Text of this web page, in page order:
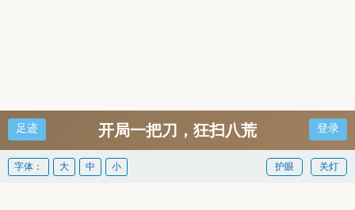
足迹 开局一把刀，狂扫八荒 登录
关灯
护眼
字体： 大 中 小